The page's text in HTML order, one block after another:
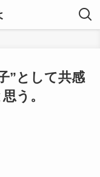
”として共感
う。